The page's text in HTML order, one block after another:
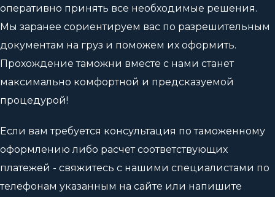
оперативно принять все необходимые решения.
Мы заранее сориентируем вас по разрешительным
документам на груз и поможем их оформить.
Прохождение таможни вместе с нами станет
максимально комфортной и предсказуемой
процедурой!
Если вам требуется консультация по таможенному
оформлению либо расчет соответствующих
платежей - свяжитесь с нашими специалистами по
телефонам указанным на сайте или напишите